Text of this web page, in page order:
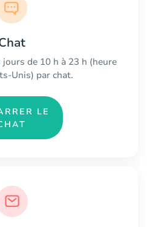
de 10 h à 23 h (heure
Unis) par chat.
LE